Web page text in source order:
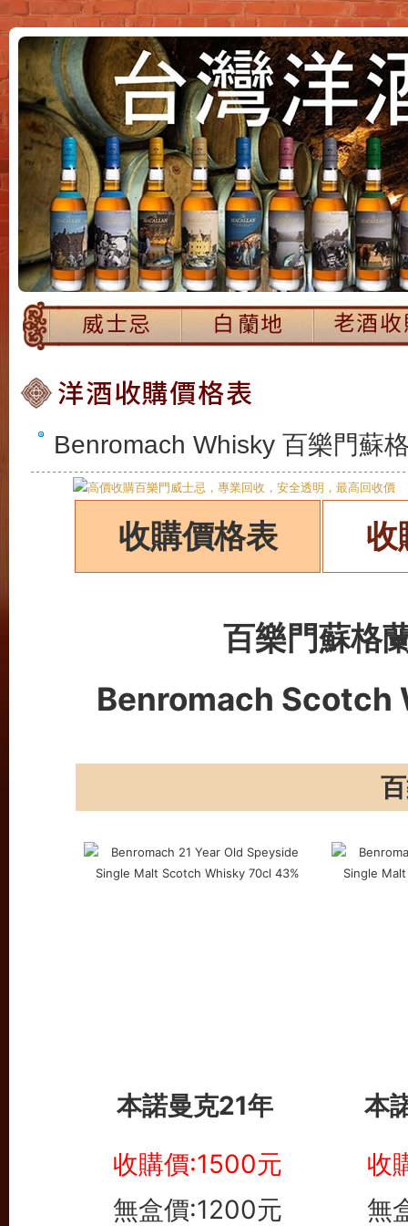
Benromach Whisky 百樂門蘇
收購價格表 收
百樂門蘇格
Benromach Scotch
本諾曼克21年
本
收購價:1500元
無盒價:1200元
收
無